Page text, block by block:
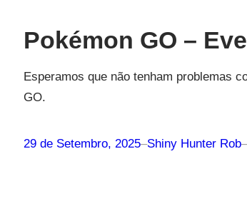
Pokémon GO –
Esperamos que não tenham problemas
GO.
29 de Setembro, 2025–Shiny Hunter Rob–